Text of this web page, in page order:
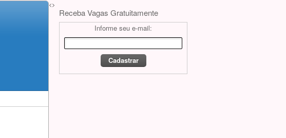
<>
Receba Vagas Gratuitamente
Informe seu e-mail: